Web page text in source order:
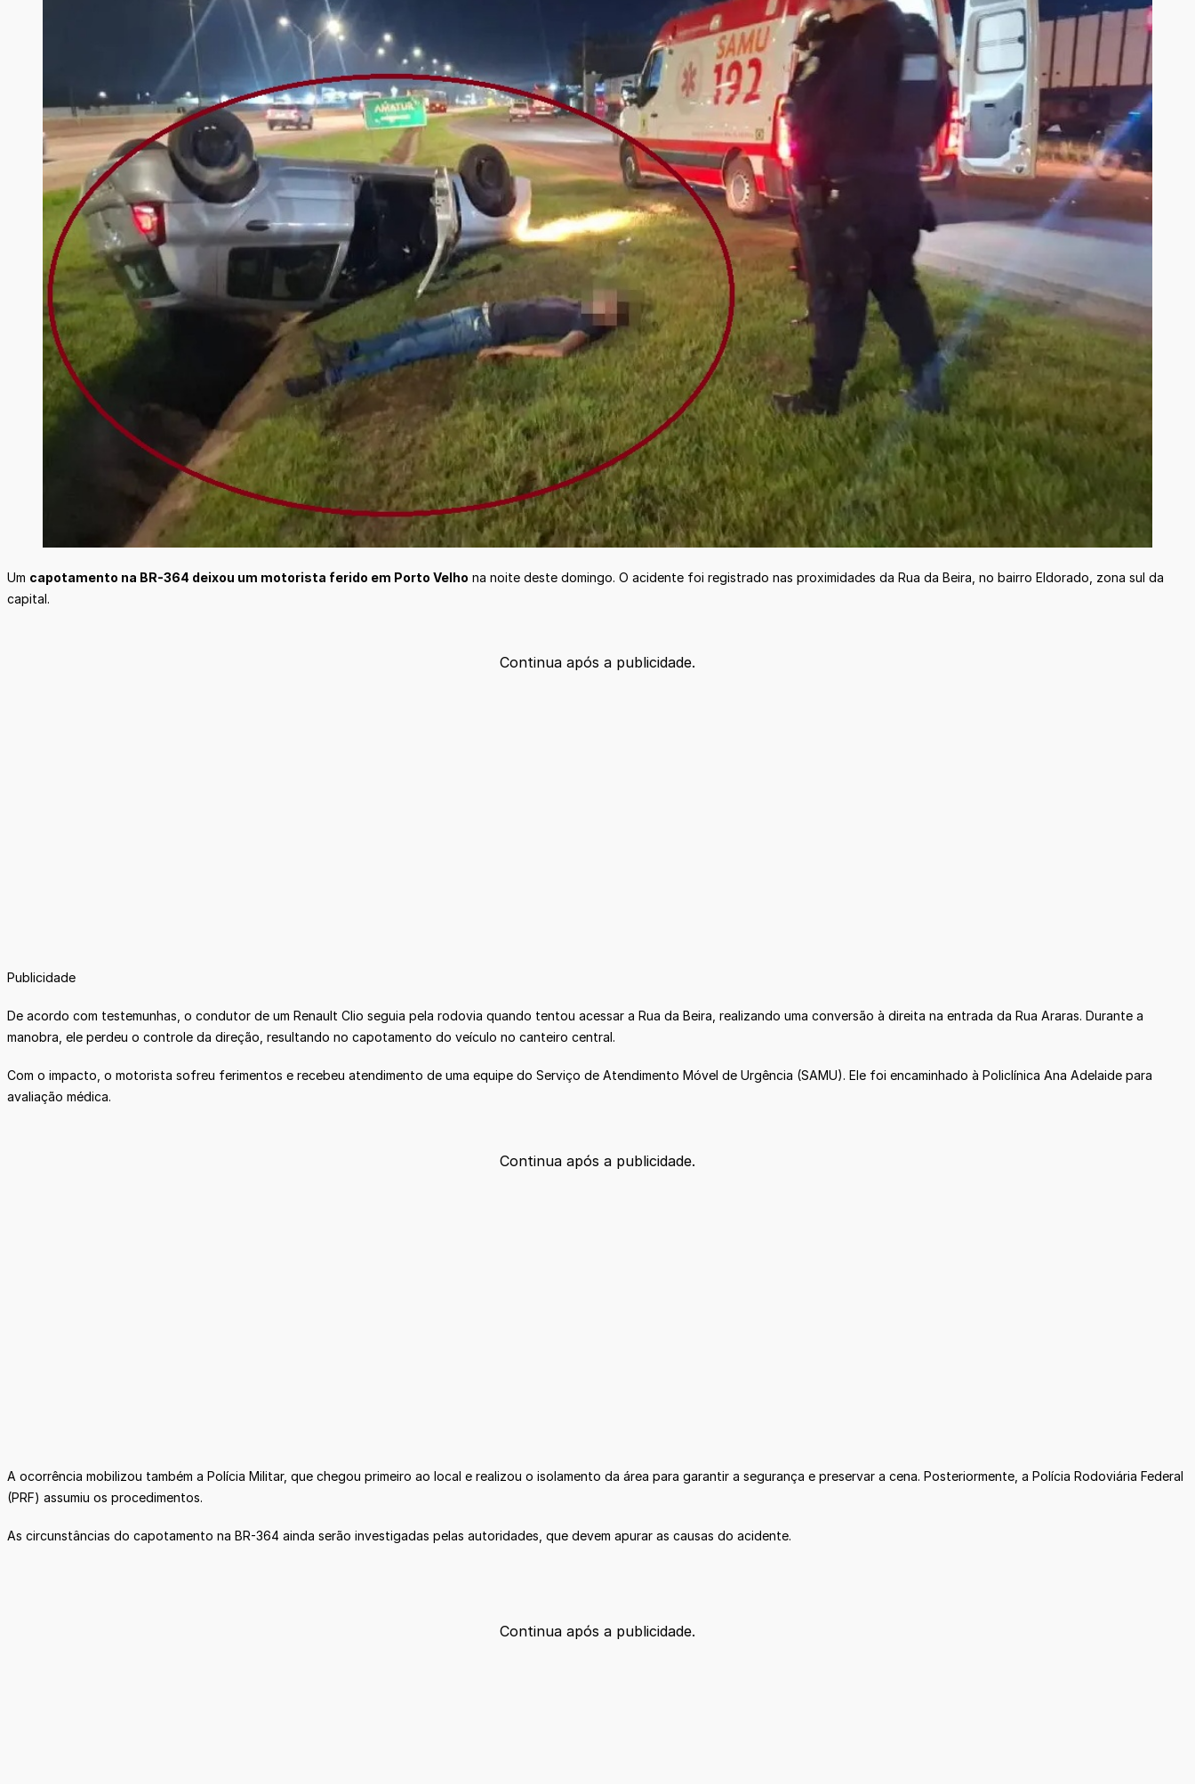
Um capotamento na BR-364 deixou um motorista ferido em Porto Velho na noite deste domingo. O acidente foi registrado nas proximidades da Rua da Beira, no bairro Eldorado, zona sul da
capital.
Continua após a publicidade.
Publicidade
De acordo com testemunhas, o condutor de um Renault Clio seguia pela rodovia quando tentou acessar a Rua da Beira, realizando uma conversão à direita na entrada da Rua Araras. Durante a
manobra, ele perdeu o controle da direção, resultando no capotamento do veículo no canteiro central.
Com o impacto, o motorista sofreu ferimentos e recebeu atendimento de uma equipe do Serviço de Atendimento Móvel de Urgência (SAMU). Ele foi encaminhado à Policlínica Ana Adelaide para
avaliação médica.
Continua após a publicidade.
A ocorrência mobilizou também a Polícia Militar, que chegou primeiro ao local e realizou o isolamento da área para garantir a segurança e preservar a cena. Posteriormente, a Polícia Rodoviária Federal
(PRF) assumiu os procedimentos.
As circunstâncias do capotamento na BR-364 ainda serão investigadas pelas autoridades, que devem apurar as causas do acidente.
Continua após a publicidade.